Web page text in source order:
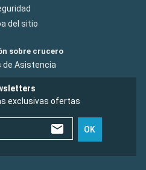
del sitio
sobre crucero
de Asistencia
exclusivas ofertas
OK